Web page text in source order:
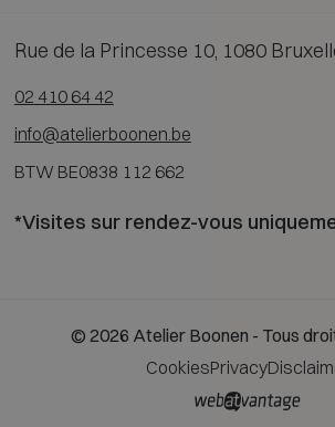
Rue de la Princesse 10, 1080
02 410 64 42
info@atelierboonen.be
BTW BE0838 112 662
*Visites sur rendez-vous
© 2026 Atelier Boonen - Tous
CookiesPrivacy